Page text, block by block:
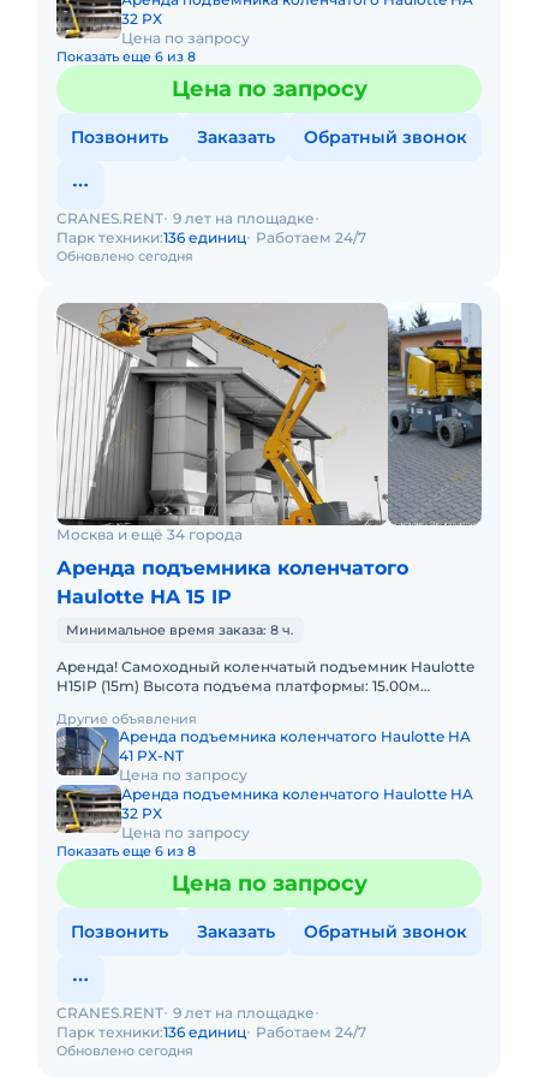
32 PX
Цена по запросу
Показать еще 6 из 8
Цена по запросу
Позвонить Заказать Обратный звонок
Обновлено сегодня
CRANES.RENT 9 лет на площадке
Парк техники:136 единиц Работаем 24/7
Москва и ещё 34 города
Аренда подъемника коленчатого
Haulotte HA 15 IP
Минимальное время заказа: 8 ч.
Аренда! Самоходный коленчатый подъемник Haulotte
H15IP (15m) Высота подъема платформы: 15.00м
Грузоподъемность:
Другие объявления
Аренда подъемника коленчатого Haulotte HA
41 PX-NT
Цена по запросу
Аренда подъемника коленчатого Haulotte HA
32 PX
Цена по запросу
Показать еще 6 из 8
Цена по запросу
Позвонить Заказать Обратный звонок
Обновлено сегодня
CRANES.RENT 9 лет на площадке
Парк техники:136 единиц Работаем 24/7